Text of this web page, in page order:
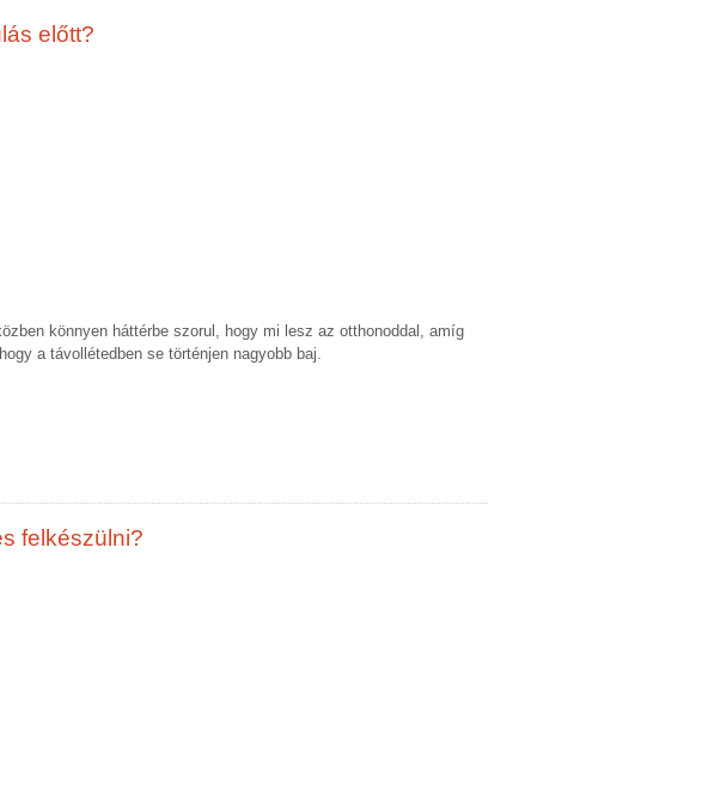
előtt?
könnyen háttérbe szorul, hogy mi lesz az otthonoddal, amíg
a távollétedben se történjen nagyobb baj.
felkészülni?